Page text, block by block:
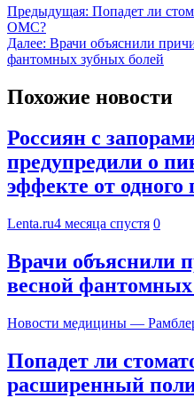
Предыдущая: Попадет ли
ОМС?
Далее: Врачи объяснили
фантомных зубных болей
Похожие новости
Россиян с
предупредили о
эффекте от одного
Lenta.ru4 месяца спустя 0
Врачи объяснили
весной
Новости медицины —
Попадет ли
расширенный